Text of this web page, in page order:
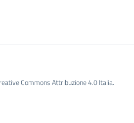
Commons Attribuzione 4.0 Italia.